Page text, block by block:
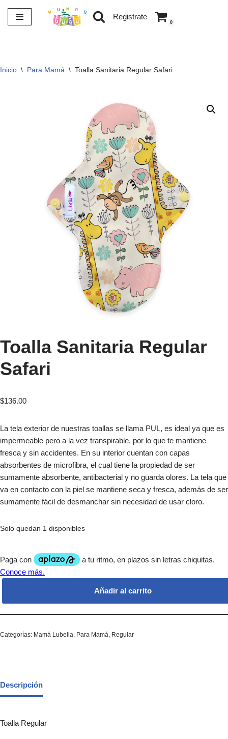
Saltar
Registrate
0
Inicio \ Para Mamá \ Toalla Sanitaria Regular Safari
Toalla Sanitaria Regular
Safari
$136.00
La tela exterior de nuestras toallas se llama PUL, es ideal ya que es
impermeable pero a la vez transpirable, por lo que te mantiene
fresca y sin accidentes. En su interior cuentan con capas
absorbentes de microfibra, el cual tiene la propiedad de ser
sumamente absorbente, antibacterial y no guarda olores. La tela que
va en contacto con la piel se mantiene seca y fresca, además de ser
sumamente fácil de desmanchar sin necesidad de usar cloro.
Solo quedan 1 disponibles
Añadir al carrito
Categorías: Mamá Lubella Para Mamá Regular
Descripción
Toalla Regular